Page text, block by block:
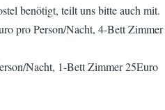
benötigt, teilt uns bitte auch mit.
pro Person/Nacht, 4-Bett Zimmer
Nacht, 1-Bett Zimmer 25Euro